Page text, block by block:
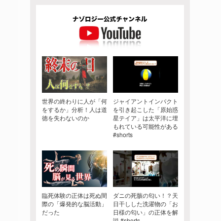
世界の終わりに人が「何
をするか」分析！人は道
徳を失わないのか
ジャイアントインパクト
を引き起こした「原始惑
星テイア」は太平洋に埋
もれている可能性がある
#shorts
臨死体験の正体は死ぬ間
際の「爆発的な脳活動」
だった
ダニの死骸の匂い！？天
日干しした洗濯物の「お
日様の匂い」の正体を解